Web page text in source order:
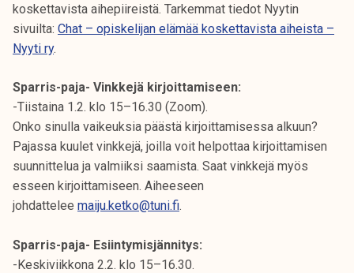
koskettavista aihepiireistä. Tarkemmat tiedot Nyytin
sivuilta: Chat – opiskelijan elämää koskettavista aiheista –
Nyyti ry.
Sparris-paja- Vinkkejä kirjoittamiseen:
-Tiistaina 1.2. klo 15–16.30 (Zoom).
Onko sinulla vaikeuksia päästä kirjoittamisessa alkuun?
Pajassa kuulet vinkkejä, joilla voit helpottaa kirjoittamisen
suunnittelua ja valmiiksi saamista. Saat vinkkejä myös
esseen kirjoittamiseen. Aiheeseen
johdattelee maiju.ketko@tuni.fi.
Sparris-paja- Esiintymisjännitys:
-Keskiviikkona 2.2. klo 15–16.30.